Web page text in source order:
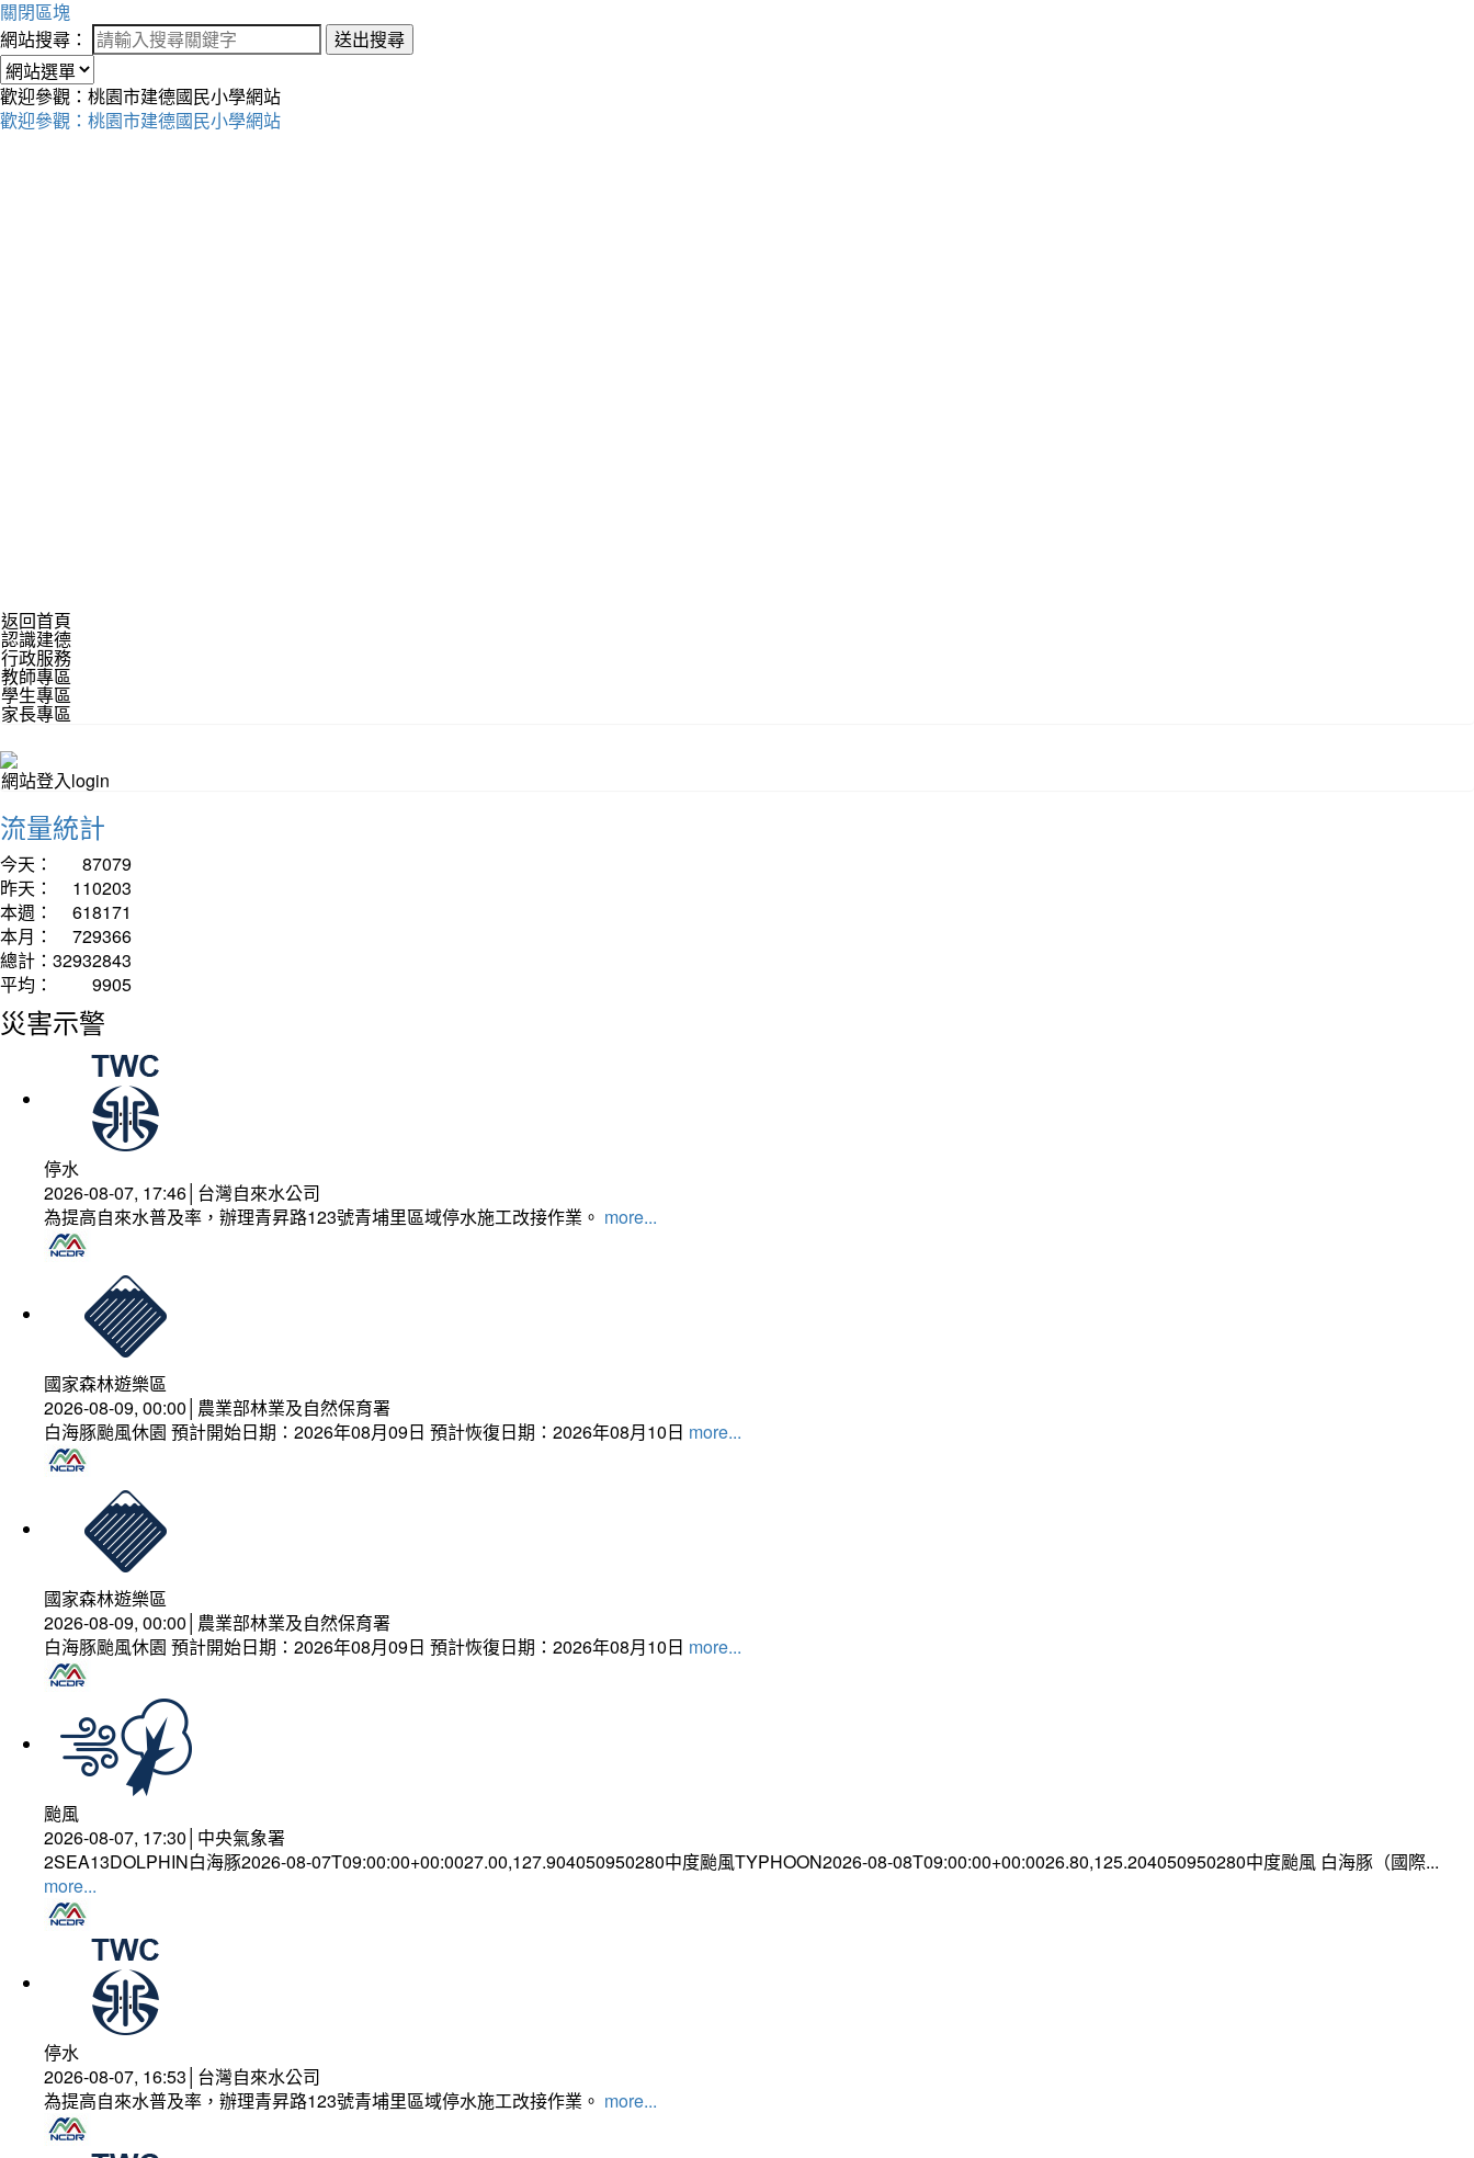
關閉區塊
網站搜尋：
送出搜尋
歡迎參觀：桃園市建德國民小學網站
歡迎參觀：桃園市建德國民小學網站
返回首頁
認識建德
行政服務
教師專區
學生專區
家長專區
網站登入login
流量統計
今天：
87079
昨天：
110203
本週：
618171
本月：
729366
總計： 32932843
平均：
9905
災害示警
停水
2026-08-07, 17:46│台灣自來水公司
為提高自來水普及率，辦理青昇路123號青埔里區域停水施工改接作業。 more...
國家森林遊樂區
2026-08-09, 00:00│農業部林業及自然保育署
白海豚颱風休園 預計開始日期：2026年08月09日 預計恢復日期：2026年08月10日 more...
國家森林遊樂區
2026-08-09, 00:00│農業部林業及自然保育署
白海豚颱風休園 預計開始日期：2026年08月09日 預計恢復日期：2026年08月10日 more...
颱風
2026-08-07, 17:30│中央氣象署
2SEA13DOLPHIN白海豚2026-08-07T09:00:00+00:0027.00,127.904050950280中度颱風TYPHOON2026-08-08T09:00:00+00:0026.80,125.204050950280中度颱風 白海豚（國際...
more...
停水
2026-08-07, 16:53│台灣自來水公司
為提高自來水普及率，辦理青昇路123號青埔里區域停水施工改接作業。 more...